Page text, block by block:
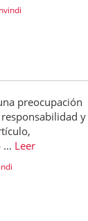
nvindi
preocupación
y
… Leer